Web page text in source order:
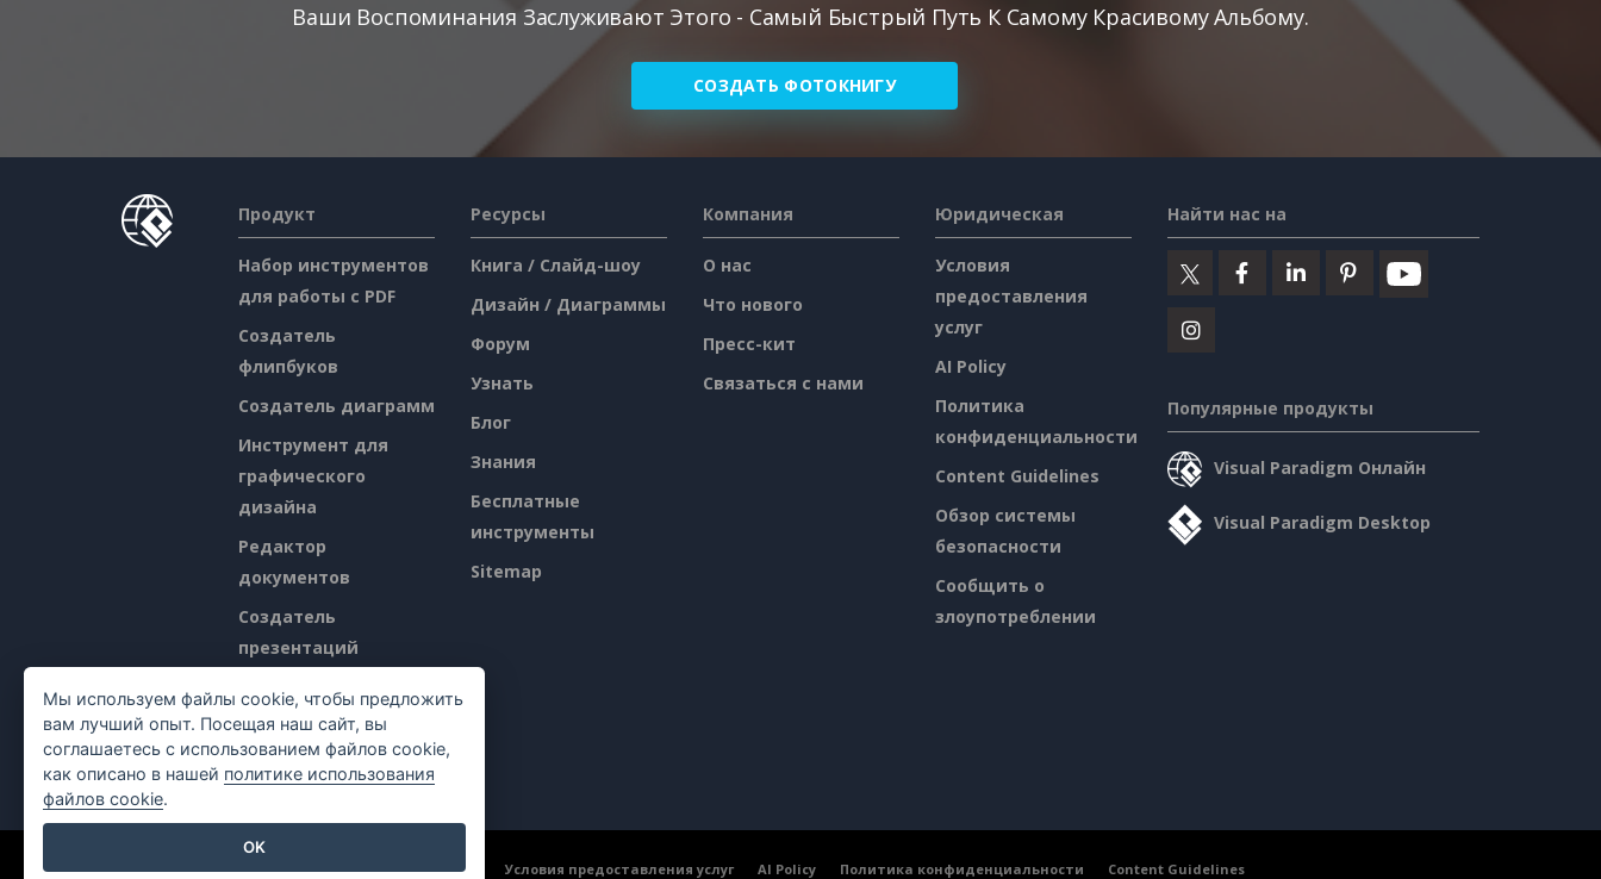
Ваши Воспоминания Заслуживают Этого - Самый Быстрый Путь К Самому Красивому Альбому.
СОЗДАТЬ ФОТОКНИГУ
Продукт
Набор инструментов
для работы с PDF
Создатель
флипбуков
Создатель диаграмм
Инструмент для
графического
дизайна
Редактор
документов
Создатель
презентаций
Редактор
электронных таблиц
Ценообразование
Ресурсы
Книга / Слайд-шоу
Дизайн / Диаграммы
Форум
Узнать
Блог
Знания
Бесплатные
инструменты
Sitemap
Компания
О нас
Что нового
Пресс-кит
Связаться с нами
Юридическая
Условия
предоставления
услуг
AI Policy
Политика
конфиденциальности
Content Guidelines
Обзор системы
безопасности
Сообщить о
злоупотреблении
Найти нас на
Популярные продукты
Visual Paradigm Онлайн
Visual Paradigm Desktop
©2026 by Visual Paradigm. Все права защищены. Условия предоставления услуг AI Policy Политика конфиденциальности Content Guidelines
Мы используем файлы cookie, чтобы предложить
вам лучший опыт. Посещая наш сайт, вы
соглашаетесь с использованием файлов cookie,
как описано в нашей политике использования
файлов cookie.
OK